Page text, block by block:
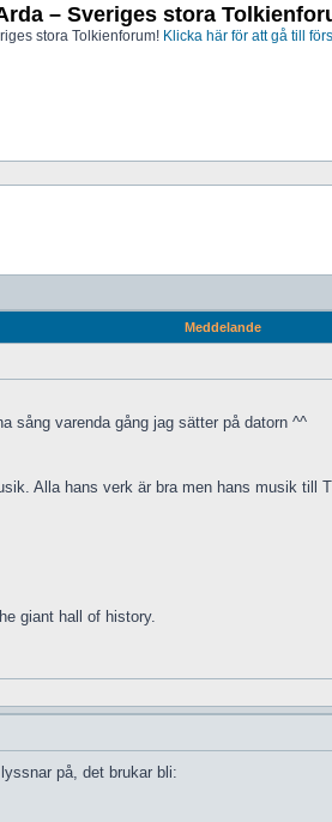
– Sveriges stora
stora Tolkienforum! Klicka här för att gå till
Meddelande
sång varenda gång jag sätter på datorn ^^
Alla hans verk är bra men hans musik till
giant hall of history.
på, det brukar bli: